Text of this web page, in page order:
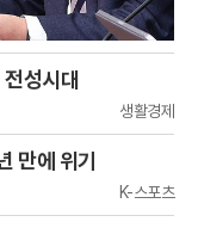
성시대
생활경제
만에 위기
K-스포츠